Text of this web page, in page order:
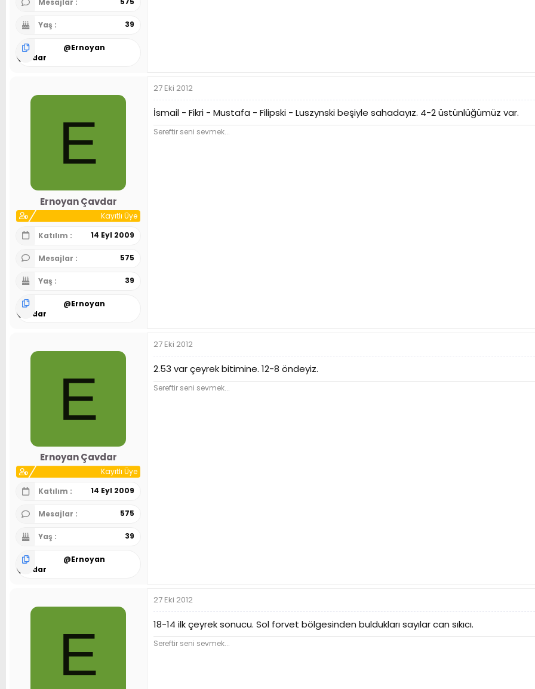
Mesajlar
Yaş 39
@Ernoyan
Çavdar
E
Ernoyan Çavdar
Kayıtlı Üye
Katılım
14 Eyl 2009
Mesajlar 575
Yaş 39
@Ernoyan
Çavdar
27 Eki 2012
İsmail - Fikri - Mustafa - Filipski - Luszynski beşiyle sahadayız. 4-2 üstünlüğümüz var.
Sereftir seni sevmek...
E
Ernoyan Çavdar
Kayıtlı Üye
Katılım
14 Eyl 2009
Mesajlar 575
Yaş 39
@Ernoyan
Çavdar
27 Eki 2012
2.53 var çeyrek bitimine. 12-8 öndeyiz.
Sereftir seni sevmek...
E
27 Eki 2012
18-14 ilk çeyrek sonucu. Sol forvet bölgesinden buldukları sayılar can sıkıcı.
Sereftir seni sevmek...